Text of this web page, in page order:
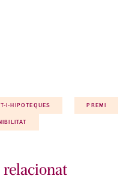
I-HIPOTEQUES PREMI